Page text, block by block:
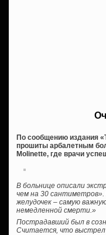
По сообщению издания
прошиты арбалетным
Molinette, где врачи
В больнице описали
чем на 30 сантиметров».
желудочек – самую
немедленной смерти.»
Пострадавший был в
Считается, что выстрел